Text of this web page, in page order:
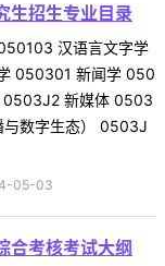
生招生专业目录
汉语言文字学
050301 新闻学 050
0503J2 新媒体 0503
数字生态） 0503J
05-03
合考核考试大纲